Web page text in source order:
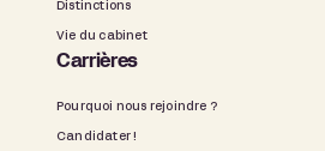
Distinctions
Vie du cabinet
Carrières
Pourquoi nous rejoindre ?
Candidater !